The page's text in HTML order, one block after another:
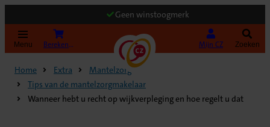
Geen winstoogmerk
Menu Bereken uw premie Mijn CZ Zoeken
Home Extra
Mantelzorg
Tips van de mantelzorgmakelaar
Wanneer hebt u recht op wijkverpleging en hoe regelt u dat